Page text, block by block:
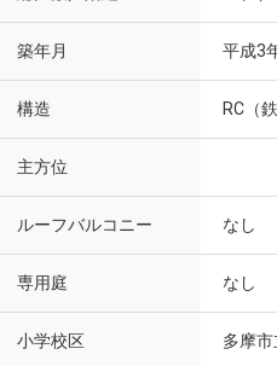
築年月 平成3
構造 RC（
主方位
ルーフバルコニー なし
専用庭 なし
小学校区 多摩